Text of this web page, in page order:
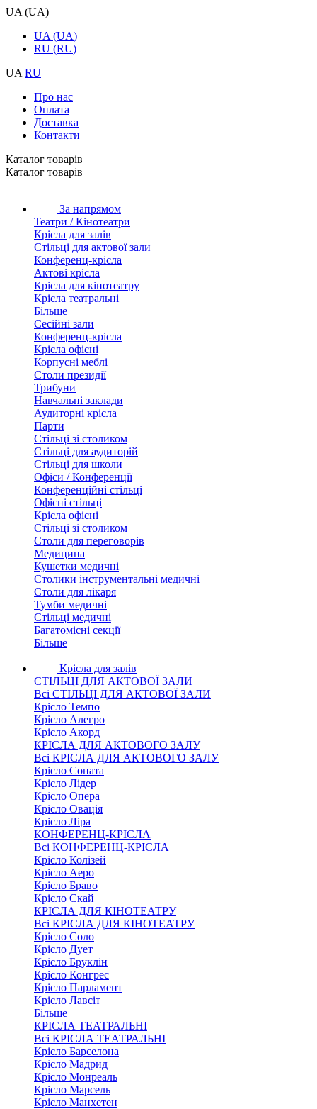
UA (UA)
UA (UA)
RU (RU)
UA RU
Про нас
Оплата
Доставка
Контакти
Каталог товарiв
Каталог товарiв
За напрямом
Театри / Кінотеатри
Крісла для залів
Стільці для актової зали
Конференц-крісла
Актові крісла
Крісла для кінотеатру
Крісла театральні
Більше
Сесійні зали
Конференц-крісла
Крісла офісні
Корпусні меблі
Столи президії
Трибуни
Навчальні заклади
Аудиторні крісла
Парти
Стільці зі столиком
Стільці для аудиторій
Стільці для школи
Офіси / Конференції
Конференційні стільці
Офісні стільці
Крісла офісні
Стільці зі столиком
Столи для переговорів
Медицина
Кушетки медичні
Столики інструментальні медичні
Столи для лікаря
Тумби медичні
Стільці медичні
Багатомісні секції
Більше
Крісла для залів
СТІЛЬЦІ ДЛЯ АКТОВОЇ ЗАЛИ
Всі СТІЛЬЦІ ДЛЯ АКТОВОЇ ЗАЛИ
Крісло Темпо
Крісло Алегро
Крісло Акорд
КРІСЛА ДЛЯ АКТОВОГО ЗАЛУ
Всі КРІСЛА ДЛЯ АКТОВОГО ЗАЛУ
Крісло Соната
Крісло Лідер
Крісло Опера
Крісло Овація
Крісло Ліра
КОНФЕРЕНЦ-КРІСЛА
Всі КОНФЕРЕНЦ-КРІСЛА
Крісло Колізей
Крісло Аеро
Крісло Браво
Крісло Скай
КРІСЛА ДЛЯ КІНОТЕАТРУ
Всі КРІСЛА ДЛЯ КІНОТЕАТРУ
Крісло Соло
Крісло Дует
Крісло Бруклін
Крісло Конгрес
Крісло Парламент
Крісло Лавсіт
Більше
КРІСЛА ТЕАТРАЛЬНІ
Всі КРІСЛА ТЕАТРАЛЬНІ
Крісло Барселона
Крісло Мадрид
Крісло Монреаль
Крісло Марсель
Крісло Манхетен